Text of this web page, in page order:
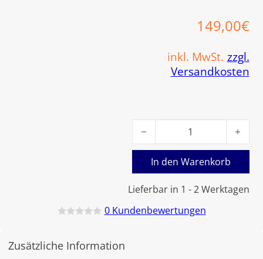
149,00€
inkl. MwSt. zzgl.
Versandkosten
Lieferbar in 1 - 2 Werktagen
Viessmann Transformator
In den Warenkorb
e
0Kundenbewertungen
Zusätzliche Information